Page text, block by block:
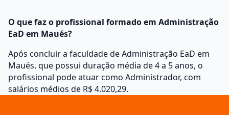
O que faz o profissional formado em Administração
EaD em Maués?
Após concluir a faculdade de Administração EaD em
Maués, que possui duração média de 4 a 5 anos, o
profissional pode atuar como Administrador, com
salários médios de R$ 4.020,29.